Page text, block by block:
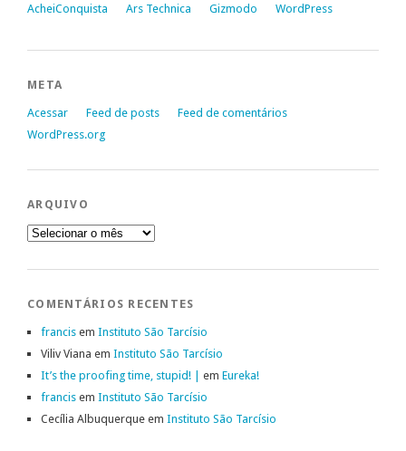
AcheiConquista Ars Technica Gizmodo WordPress
META
Acessar Feed de posts
Feed de comentários
WordPress.org
ARQUIVO
Arquivo
COMENTÁRIOS RECENTES
francis em Instituto São Tarcísio
Viliv Viana em Instituto São Tarcísio
It’s the proofing time, stupid! | em Eureka!
francis em Instituto São Tarcísio
Cecília Albuquerque em Instituto São Tarcísio